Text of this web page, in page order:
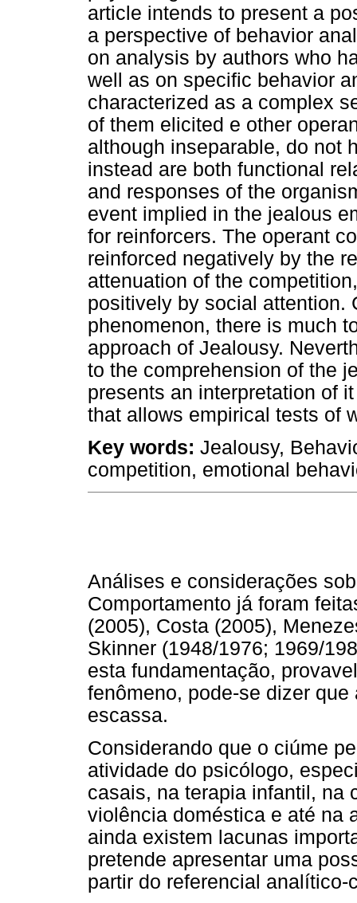
article intends to present a
a perspective of behavior
on analysis by authors who
well as on specific behavior
characterized as a complex
of them elicited e other
although inseparable, do not
instead are both functional
and responses of the
event implied in the jealous
for reinforcers. The operant
reinforced negatively by the
attenuation of the
positively by social attention.
phenomenon, there is much
approach of Jealousy.
to the comprehension of the
presents an interpretation of
that allows empirical tests of
Key words: Jealousy,
competition, emotional
Análises e considerações
Comportamento já foram
(2005), Costa (2005),
Skinner (1948/1976; 1969/
esta fundamentação,
fenômeno, pode-se dizer
escassa.
Considerando que o ciúme
atividade do psicólogo,
casais, na terapia infantil, na
violência doméstica e até na
ainda existem lacunas
pretende apresentar uma
partir do referencial analítico-